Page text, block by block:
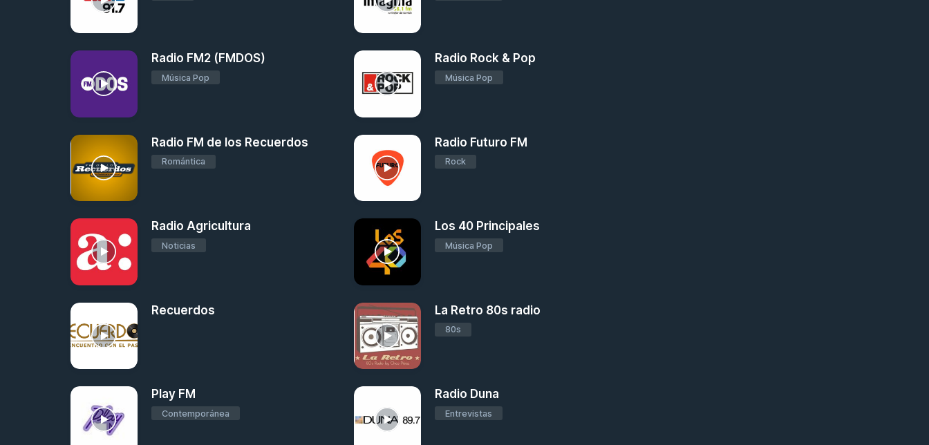
Radio FM2 (FMDOS)
Música Pop
Radio Rock & Pop
Música Pop
Radio FM de los Recuerdos
Romántica
Radio Futuro FM
Rock
Radio Agricultura
Noticias
Los 40 Principales
Música Pop
Recuerdos La Retro 80s radio
80s
Play FM
Contemporánea
Radio Duna
Entrevistas